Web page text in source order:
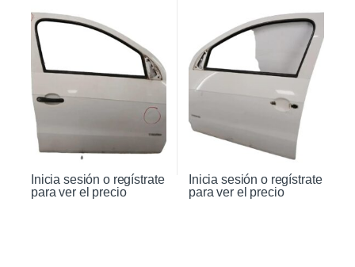
Inicia sesión o regístrate
para ver el precio
Inicia sesión o regístrate
para ver el precio